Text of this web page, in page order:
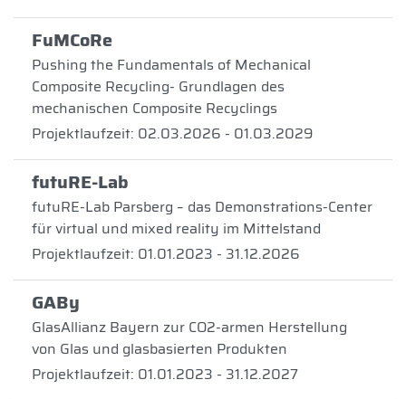
FuMCoRe
Pushing the Fundamentals of Mechanical
Composite Recycling- Grundlagen des
mechanischen Composite Recyclings
Projektlaufzeit: 02.03.2026 - 01.03.2029
futuRE-Lab
futuRE-Lab Parsberg – das Demonstrations-Center
für virtual und mixed reality im Mittelstand
Projektlaufzeit: 01.01.2023 - 31.12.2026
GABy
GlasAllianz Bayern zur CO2-armen Herstellung
von Glas und glasbasierten Produkten
Projektlaufzeit: 01.01.2023 - 31.12.2027